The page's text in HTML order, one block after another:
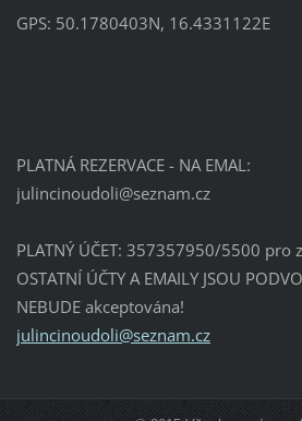
GPS: 50.1780403N, 16.4331122E
PLATNÁ REZERVACE - NA EMAL:
julincinoudoli@seznam.cz
PLATNÝ ÚČET: 357357950/5500 pro
OSTATNÍ ÚČTY A EMAILY JSOU
NEBUDE akceptována!
julincinoudoli@seznam.cz